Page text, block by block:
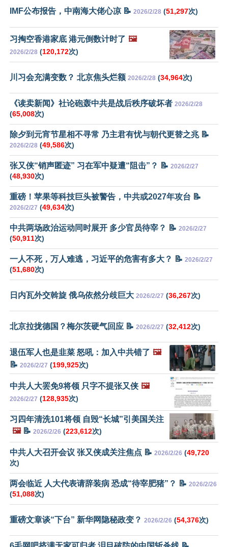
IMF公布报告，中南海大佬心凉 📝 2026/2/28 (51,297次)
习掏空香港家底 港元倒数计时了 🖼️
2026/2/28 (120,172次)
川习会充满变数？ 北京焦头烂额 2026/2/28 (34,964次)
《读卖新闻》社论砲轰中共是战后秩序破坏者 2026/2/28
(65,008次)
除夕到元宵节星相不寻常 乃主君有忧与朝代更替之兆 📝
2026/2/28 (49,586次)
张又侠“销声匿迹” 习在军中疑遭“阻击”？ 📝 2026/2/27
(48,930次)
重磅！苹果等科技巨头被警告，中共或2027年攻台 📝
2026/2/27 (49,634次)
中共两场政治运动同时展开 多少官员待宰？ 📝 2026/2/27
(50,911次)
一人不死，万人难逃，习近平的危害有多大？ 📝 2026/2/27
(51,680次)
日内瓦外交斡旋 俄乌依然分歧巨大 2026/2/27 (36,267次)
北京拉拢德国？梅尔茨硬气回应 📝 2026/2/27 (32,412次)
退伍军人也是韭菜 怒吼：加入中共错了 🖼️
📝 2026/2/27 (199,925次)
中共人大罢免9将领 只字不提张又侠 🖼️
2026/2/27 (128,935次)
习四年清洗101将领 自毁“长城”引美国关注
🖼️📝 2026/2/26 (223,612次)
中共人大召开会议 张又侠成关注焦点 📝 2026/2/26 (49,720
次)
两会临近 人大代表请辞装病 恐成“待宰肥猪”？ 📝 2026/2/26
(51,088次)
重磅文章谈“下台” 新华网隐秘政变？ 2026/2/26 (54,376次)